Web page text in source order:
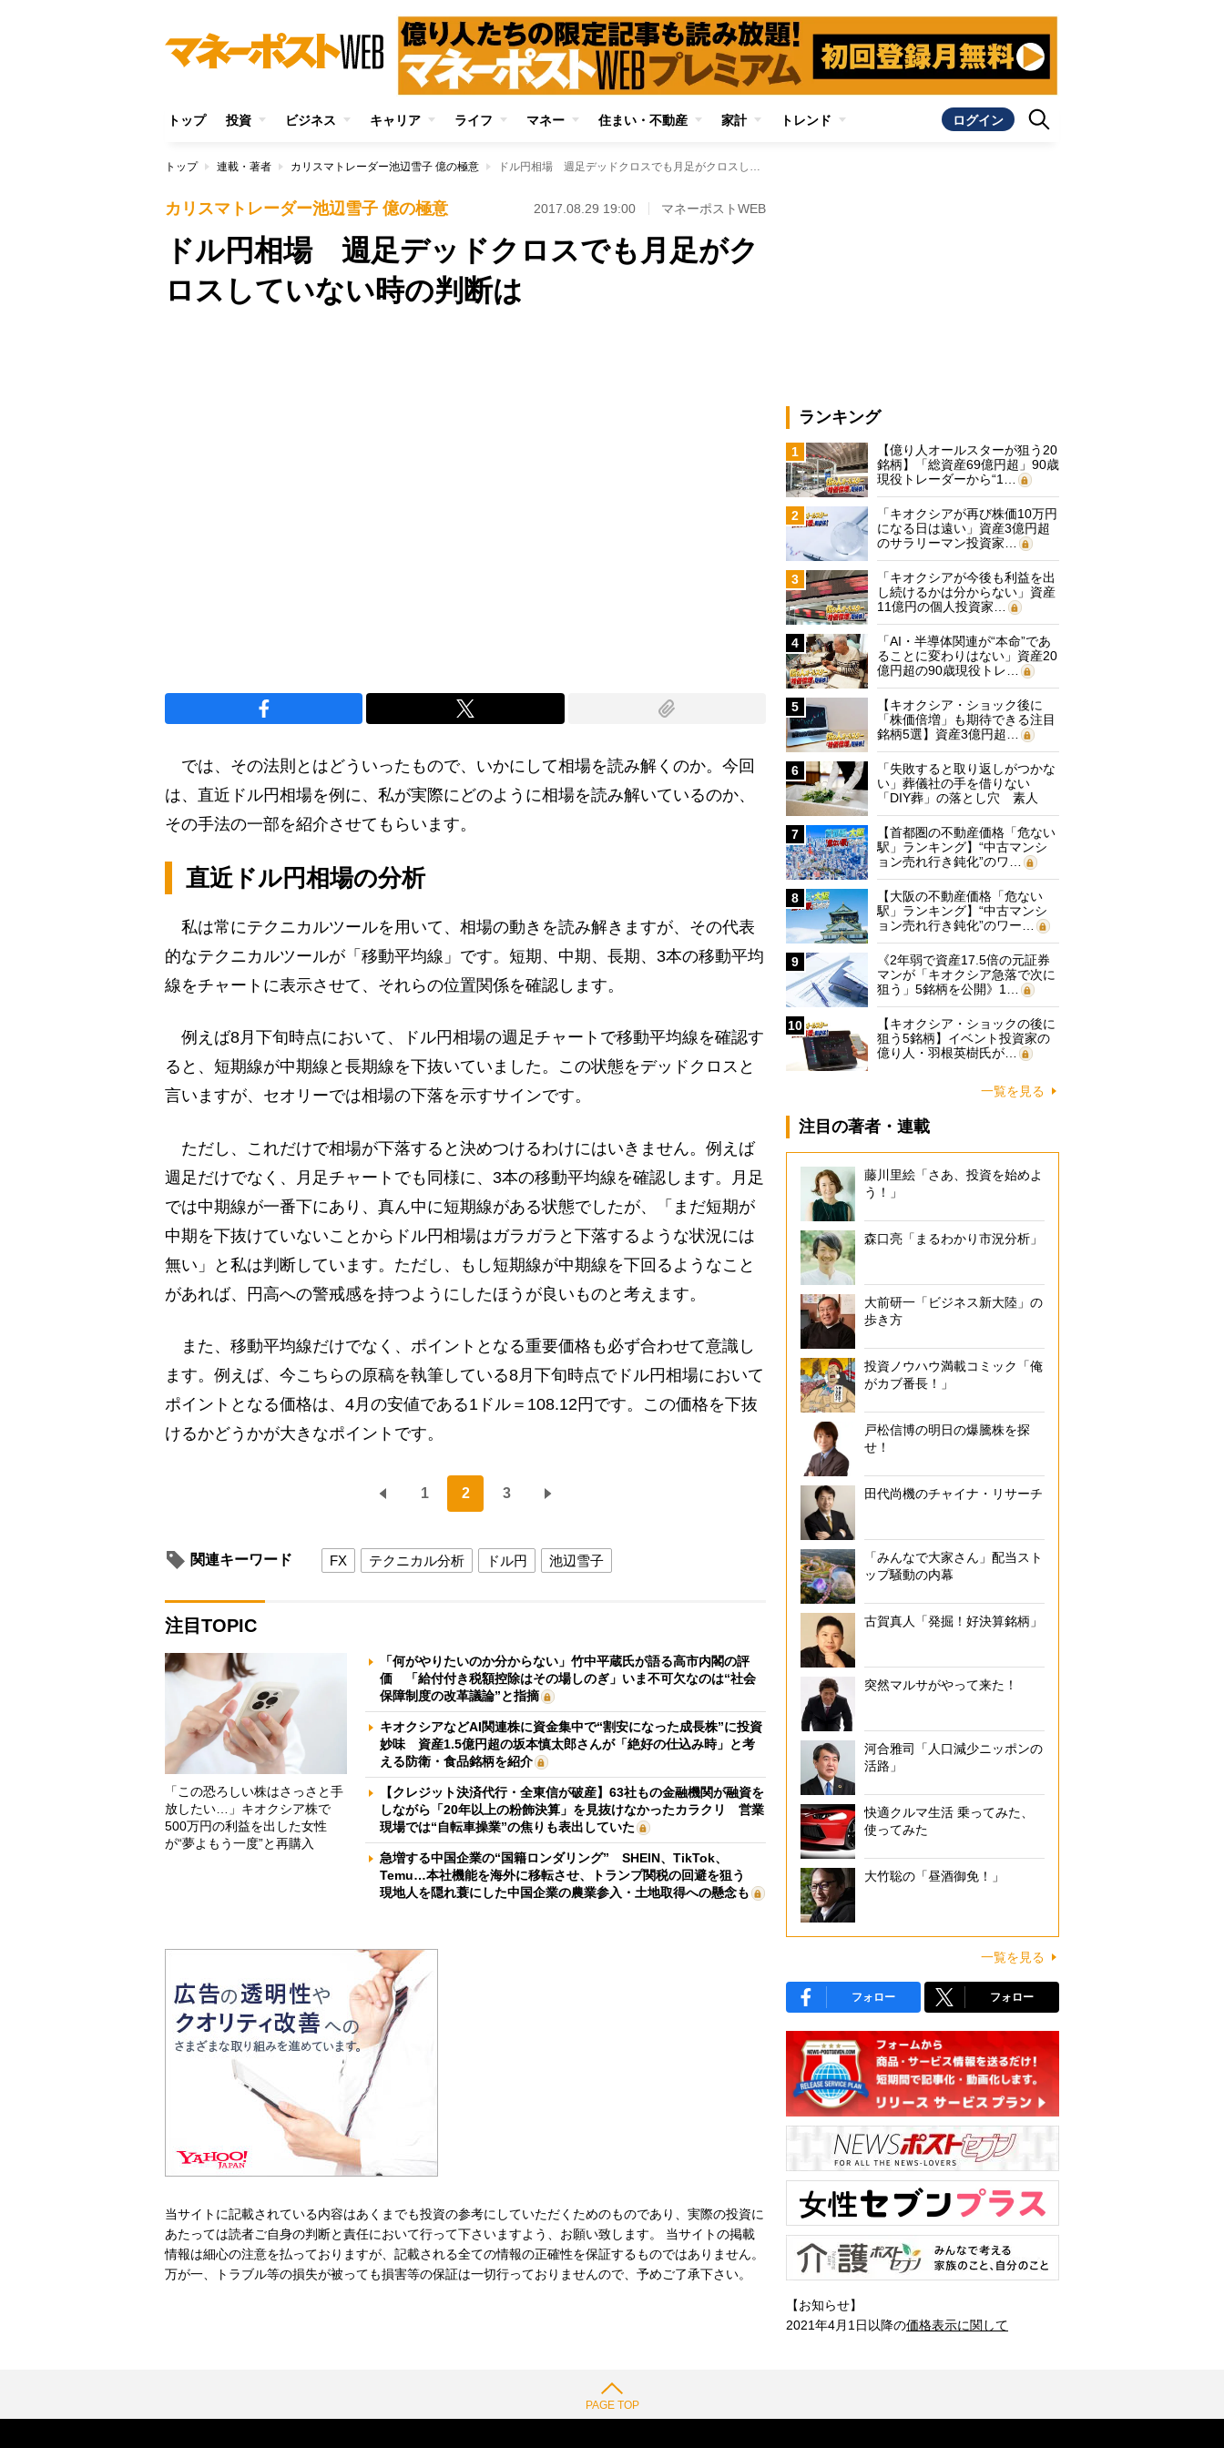
トップ 投資 ビジネス キャリア ライフ マネー 住まい・不動産 家計 トレンド ログイン
トップ 連載・著者 カリスマトレーダー池辺雪子 億の極意 ドル円相場 週足デッドクロスでも月足がクロスしていない時の判断は
カリスマトレーダー池辺雪子 億の極意 2017.08.29 19:00 マネーポストWEB
ドル円相場 週足デッドクロスでも月足がク
ロスしていない時の判断は
では、その法則とはどういったもので、いかにして相場を読み解くのか。今回
は、直近ドル円相場を例に、私が実際にどのように相場を読み解いているのか、
その手法の一部を紹介させてもらいます。
直近ドル円相場の分析
私は常にテクニカルツールを用いて、相場の動きを読み解きますが、その代表
的なテクニカルツールが「移動平均線」です。短期、中期、長期、3本の移動平均
線をチャートに表示させて、それらの位置関係を確認します。
例えば8月下旬時点において、ドル円相場の週足チャートで移動平均線を確認す
ると、短期線が中期線と長期線を下抜いていました。この状態をデッドクロスと
言いますが、セオリーでは相場の下落を示すサインです。
ただし、これだけで相場が下落すると決めつけるわけにはいきません。例えば
週足だけでなく、月足チャートでも同様に、3本の移動平均線を確認します。月足
では中期線が一番下にあり、真ん中に短期線がある状態でしたが、「まだ短期が
中期を下抜けていないことからドル円相場はガラガラと下落するような状況には
無い」と私は判断しています。ただし、もし短期線が中期線を下回るようなこと
があれば、円高への警戒感を持つようにしたほうが良いものと考えます。
また、移動平均線だけでなく、ポイントとなる重要価格も必ず合わせて意識し
ます。例えば、今こちらの原稿を執筆している8月下旬時点でドル円相場において
ポイントとなる価格は、4月の安値である1ドル＝108.12円です。この価格を下抜
けるかどうかが大きなポイントです。
1 2 3
関連キーワード FX テクニカル分析 ドル円 池辺雪子
注目TOPIC
「この恐ろしい株はさっさと手
放したい…」キオクシア株で
500万円の利益を出した女性
が“夢よもう一度”と再購入
「何がやりたいのか分からない」竹中平蔵氏が語る高市内閣の評
価 「給付付き税額控除はその場しのぎ」いま不可欠なのは“社会
保障制度の改革議論”と指摘
キオクシアなどAI関連株に資金集中で“割安になった成長株”に投資
妙味 資産1.5億円超の坂本慎太郎さんが「絶好の仕込み時」と考
える防衛・食品銘柄を紹介
【クレジット決済代行・全東信が破産】63社もの金融機関が融資を
しながら「20年以上の粉飾決算」を見抜けなかったカラクリ 営業
現場では“自転車操業”の焦りも表出していた
急増する中国企業の“国籍ロンダリング” SHEIN、TikTok、
Temu…本社機能を海外に移転させ、トランプ関税の回避を狙う
現地人を隠れ蓑にした中国企業の農業参入・土地取得への懸念も
当サイトに記載されている内容はあくまでも投資の参考にしていただくためのものであり、実際の投資に
あたっては読者ご自身の判断と責任において行って下さいますよう、お願い致します。 当サイトの掲載
情報は細心の注意を払っておりますが、記載される全ての情報の正確性を保証するものではありません。
万が一、トラブル等の損失が被っても損害等の保証は一切行っておりませんので、予めご了承下さい。
ランキング
1
【億り人オールスターが狙う20
銘柄】「総資産69億円超」90歳
現役トレーダーから“1…
2
「キオクシアが再び株価10万円
になる日は遠い」資産3億円超
のサラリーマン投資家…
3
「キオクシアが今後も利益を出
し続けるかは分からない」資産
11億円の個人投資家…
4
「AI・半導体関連が“本命”であ
ることに変わりはない」資産20
億円超の90歳現役トレ…
5
【キオクシア・ショック後に
「株価倍増」も期待できる注目
銘柄5選】資産3億円超…
6
「失敗すると取り返しがつかな
い」葬儀社の手を借りない
「DIY葬」の落とし穴 素人
に…
7
【首都圏の不動産価格「危ない
駅」ランキング】“中古マンシ
ョン売れ行き鈍化”のワ…
8
【大阪の不動産価格「危ない
駅」ランキング】“中古マンシ
ョン売れ行き鈍化”のワー…
9
《2年弱で資産17.5倍の元証券
マンが「キオクシア急落で次に
狙う」5銘柄を公開》1…
10
【キオクシア・ショックの後に
狙う5銘柄】イベント投資家の
億り人・羽根英樹氏が…
一覧を見る
注目の著者・連載
藤川里絵「さあ、投資を始めよ
う！」
森口亮「まるわかり市況分析」
大前研一「ビジネス新大陸」の
歩き方
投資ノウハウ満載コミック「俺
がカブ番長！」
戸松信博の明日の爆騰株を探
せ！
田代尚機のチャイナ・リサーチ
「みんなで大家さん」配当スト
ップ騒動の内幕
古賀真人「発掘！好決算銘柄」
突然マルサがやって来た！
河合雅司「人口減少ニッポンの
活路」
快適クルマ生活 乗ってみた、
使ってみた
大竹聡の「昼酒御免！」
一覧を見る
フォロー フォロー
【お知らせ】
2021年4月1日以降の価格表示に関して
PAGE TOP